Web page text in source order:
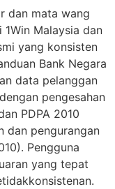
dan mata wang
Malaysia dan
yang konsisten
Bank Negara
data pelanggan
pengesahan
PDPA 2010
dan pengurangan
Pengguna
yang tepat